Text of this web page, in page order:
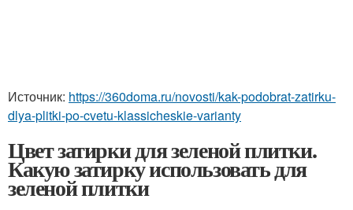
Источник: https://360doma.ru/novosti/kak-podobrat-zatirku-
dlya-plitki-po-cvetu-klassicheskie-varianty
Цвет затирки для зеленой плитки.
Какую затирку использовать для
зеленой плитки